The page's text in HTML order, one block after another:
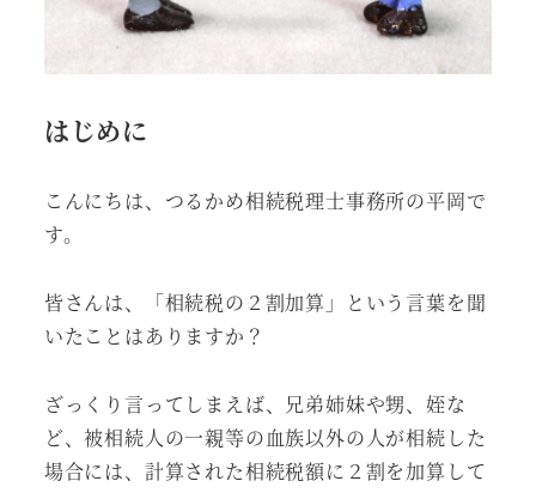
はじめに
こんにちは、つるかめ相続税理士事務所の平岡で
す。
皆さんは、「相続税の２割加算」という言葉を聞
いたことはありますか？
ざっくり言ってしまえば、兄弟姉妹や甥、姪な
ど、被相続人の一親等の血族以外の人が相続した
場合には、計算された相続税額に２割を加算して